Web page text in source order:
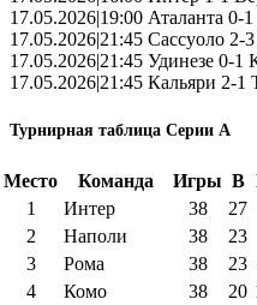
17.05.2026|19:00 Аталанта 0-
17.05.2026|21:45 Сассуоло 2-
17.05.2026|21:45 Удинезе 0-1
17.05.2026|21:45 Кальяри 2-1
Турнирная таблица Серии А
Место Команда Игры В
1
Интер 38 27
2
Наполи 38 23
3
Рома 38 23
4
Комо 38 20